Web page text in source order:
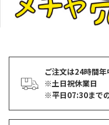
ご注文は24時間年
※土日祝休業日
※平日07:30まで